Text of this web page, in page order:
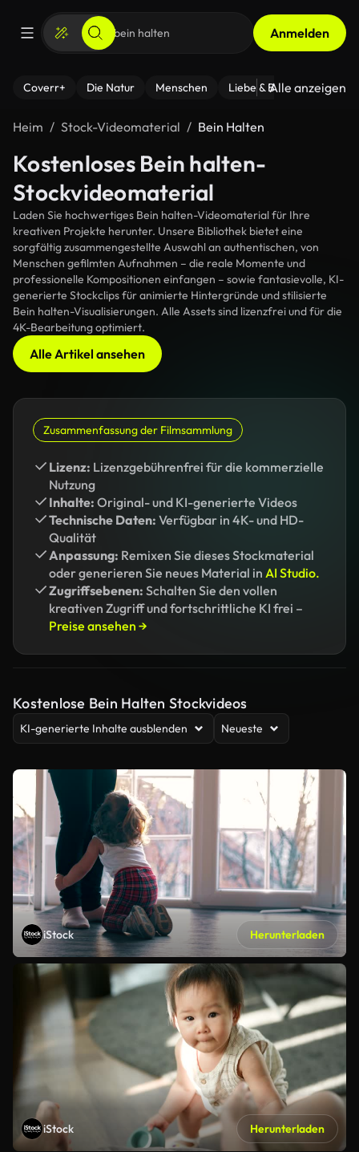
Anmelden
Coverr+ Die Natur Menschen Liebe & Beziehungen
Alle anzeigen
Heim Stock-Videomaterial Bein Halten
Kostenloses Bein halten-
Stockvideomaterial
Laden Sie hochwertiges Bein halten-Videomaterial für Ihre
kreativen Projekte herunter. Unsere Bibliothek bietet eine
sorgfältig zusammengestellte Auswahl an authentischen, von
Menschen gefilmten Aufnahmen – die reale Momente und
professionelle Kompositionen einfangen – sowie fantasievolle, KI-
generierte Stockclips für animierte Hintergründe und stilisierte
Bein halten-Visualisierungen. Alle Assets sind lizenzfrei und für die
4K-Bearbeitung optimiert.
Alle Artikel ansehen
Zusammenfassung der Filmsammlung
Lizenz: Lizenzgebührenfrei für die kommerzielle
Nutzung
Inhalte: Original- und KI-generierte Videos
Technische Daten: Verfügbar in 4K- und HD-
Qualität
Anpassung: Remixen Sie dieses Stockmaterial
oder generieren Sie neues Material in AI Studio.
Zugriffsebenen: Schalten Sie den vollen
kreativen Zugriff und fortschrittliche KI frei –
Preise ansehen →
Kostenlose Bein Halten Stockvideos
KI-generierte Inhalte ausblenden Neueste
iStock Herunterladen
iStock Herunterladen